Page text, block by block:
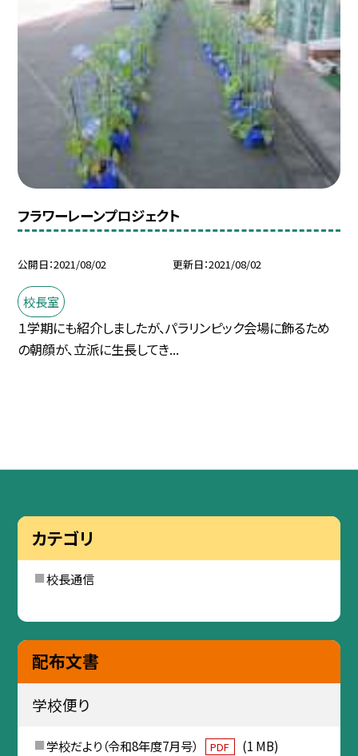
フラワーレーンプロジェクト
公開日 2021/08/02 更新日 2021/08/02
校長室
１学期にも紹介しましたが、パラリンピック会場に飾るため
の朝顔が、立派に生長してき...
カテゴリ
校長通信
配布文書
学校便り
学校だより（令和8年度7月号） PDF (1 MB)